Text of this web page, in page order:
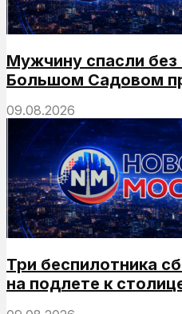
Мужчину спасли без
Большом Садовом
09.08.2026
Три беспилотника
на подлете к